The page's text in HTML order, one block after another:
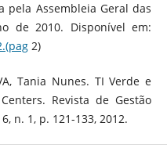
pela Assembleia Geral das
de 2010. Disponível em:
2)
Tania Nunes. TI Verde e
Revista de Gestão
n. 1, p. 121-133, 2012.